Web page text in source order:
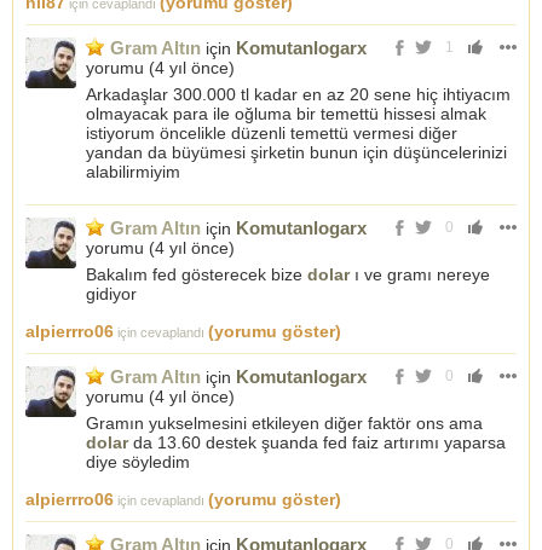
için cevaplandı
1
Gram Altın için Komutanlogarx
yorumu (4 yıl önce)
Arkadaşlar 300.000 tl kadar en az 20 sene hiç ihtiyacım
olmayacak para ile oğluma bir temettü hissesi almak
istiyorum öncelikle düzenli temettü vermesi diğer
yandan da büyümesi şirketin bunun için düşüncelerinizi
alabilirmiyim
0
Gram Altın için Komutanlogarx
yorumu (4 yıl önce)
Bakalım fed gösterecek bize doları ve gramı nereye
gidiyor
alpierrro06 için cevaplandı (yorumu göster)
0
Gram Altın için Komutanlogarx
yorumu (4 yıl önce)
Gramın yukselmesini etkileyen diğer faktör ons ama
dolarda 13.60 destek şuanda fed faiz artırımı yaparsa
diye söyledim
alpierrro06 için cevaplandı (yorumu göster)
0
Gram Altın için Komutanlogarx